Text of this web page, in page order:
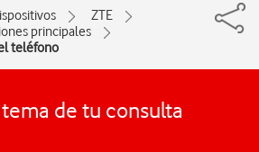
ZTE
principales
teléfono
de tu consulta